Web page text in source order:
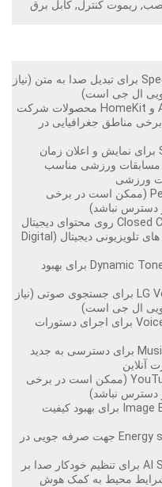
ریموت کنترل, کابل برق
قابلیت Speech to Text برای تبدیل صدا به متن (نیاز
ال جی است)
پشتیبانی از AirPlay 2 و HomeKit محصولات شرکت
مناطق جغرافیایی در
قابلیت Sports Alert برای نمایش و اعلان زمان
مسابقات ورزشی مناسب
ورزشی
دارای برنامه Peacock (ممکن است در برخی
دسترس نباشد)
توانایی نمایش شبکه های تلویزیونی دیجیتال (Digital
تکنولوژی Dynamic Tone Mapping برای بهبود
قابلیت LG Voice Search برای جستجوی صوتی (نیاز
ال جی است)
قابلیت Voice Command برای اجرای دستورات
قابلیت Music Discovery برای دسترسی به جدید
آنلاین
دارای برنامه YouTube TV (ممکن است در برخی
دسترس نباشد)
تکنولوژی Image Enhancing برای بهبود کیفیت
قابلیت Energy saving Mode جهت صرفه جویی در
تکنولوژی AI Sound Pro برای تنظیم خودکار صدا بر
محیط به کمک هوش